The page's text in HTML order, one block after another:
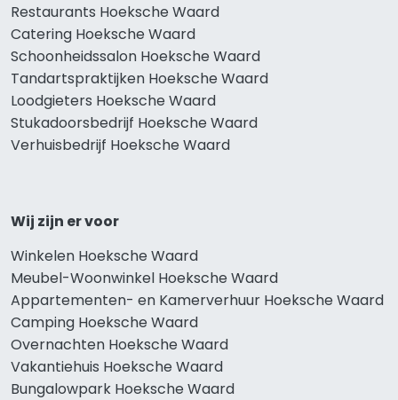
Restaurants Hoeksche Waard
Catering Hoeksche Waard
Schoonheidssalon Hoeksche Waard
Tandartspraktijken Hoeksche Waard
Loodgieters Hoeksche Waard
Stukadoorsbedrijf Hoeksche Waard
Verhuisbedrijf Hoeksche Waard
Wij zijn er voor
Winkelen Hoeksche Waard
Meubel-Woonwinkel Hoeksche Waard
Appartementen- en Kamerverhuur Hoeksche Waard
Camping Hoeksche Waard
Overnachten Hoeksche Waard
Vakantiehuis Hoeksche Waard
Bungalowpark Hoeksche Waard